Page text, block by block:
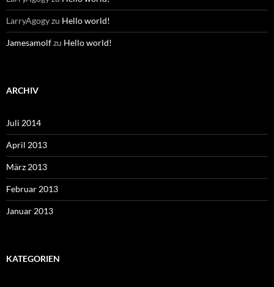
LarryAgogyzu Hello world!
Jamesamolfzu Hello world!
ARCHIV
Juli 2014
April 2013
März 2013
Februar 2013
Januar 2013
KATEGORIEN